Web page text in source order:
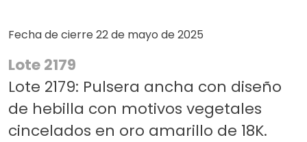
Fecha de cierre 22 de mayo de 2025
Lote 2179
Lote 2179: Pulsera ancha con diseño
de hebilla con motivos vegetales
cincelados en oro amarillo de 18K.